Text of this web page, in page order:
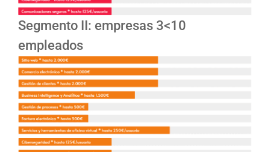
Segmento II: empresas 3<10
empleados